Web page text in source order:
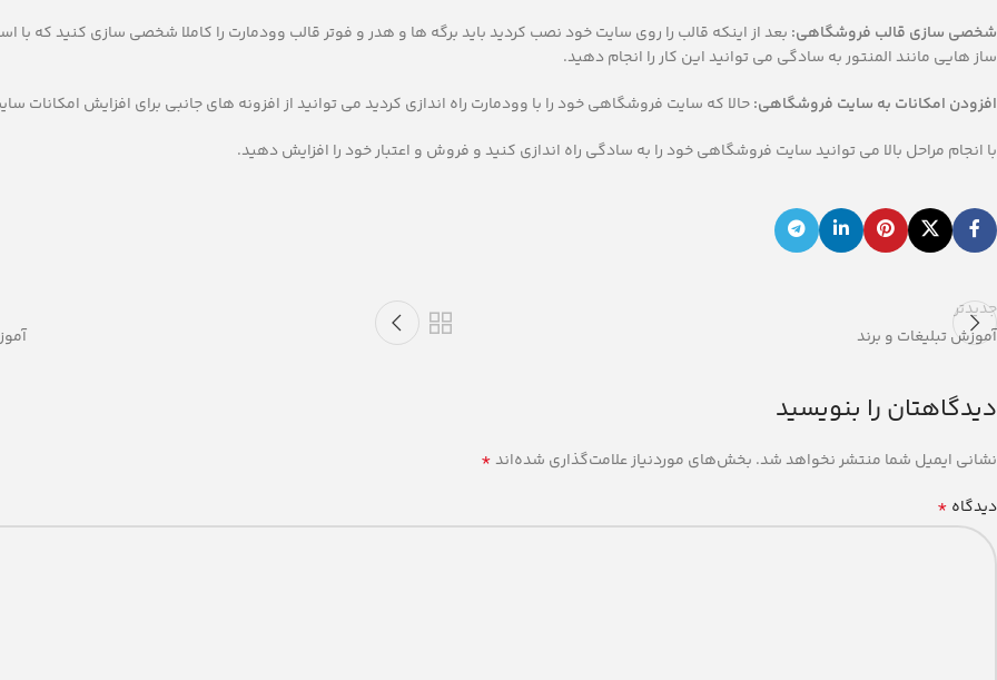
شخصی سازی قالب فروشگاهی: بعد از اینکه قالب را روی سایت خود نصب کردید باید برگه ها و هدر و فوتر قالب وودمارت را کاملا شخصی سازی کنید که با
ساز هایی مانند المنتور به سادگی می توانید این کار را انجام دهید.
افزودن امکانات به سایت فروشگاهی:حالا که سایت فروشگاهی خود را با وودمارت راه اندازی کردید می توانید از افزونه های جانبی برای افزایش امکانات
با انجام مراحل بالا می توانید سایت فروشگاهی خود را به سادگی راه اندازی کنید و فروش و اعتبار خود را افزایش دهید.
جدیدتر
آموزش تبلیغات و برند
دیدگاهتان را بنویسید
نشانی ایمیل شما منتشر نخواهد شد. بخش‌های موردنیاز علامت‌گذاری شده‌اند*
دیدگاه *